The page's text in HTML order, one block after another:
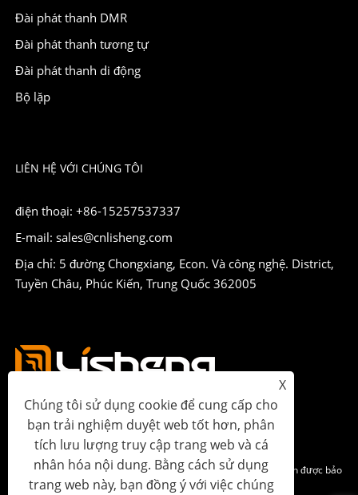
Đài phát thanh DMR
Đài phát thanh tương tự
Đài phát thanh di động
Bộ lặp
LIÊN HỆ VỚI CHÚNG TÔI
điện thoại: +86-15257537337
E-mail: sales@cnlisheng.com
Địa chỉ: 5 đường Chongxiang, Econ. Và công nghệ. District,
Tuyền Châu, Phúc Kiến, Trung Quốc 362005
Bản quyền © 2023 Lisheng Communications Co., Ltd. Mọi quyền được bảo
X
Chúng tôi sử dụng cookie để cung cấp cho
bạn trải nghiệm duyệt web tốt hơn, phân
tích lưu lượng truy cập trang web và cá
nhân hóa nội dung. Bằng cách sử dụng
trang web này, bạn đồng ý với việc chúng